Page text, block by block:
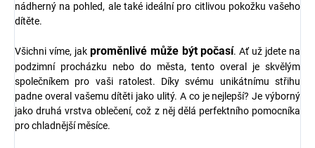
nádherný na pohled, ale také ideální pro citlivou pokožku vašeho
dítěte.
Všichni víme, jak proměnlivé může být počasí. Ať už jdete na
podzimní procházku nebo do města, tento overal je skvělým
společníkem pro vaši ratolest. Díky svému unikátnímu střihu
padne overal vašemu dítěti jako ulitý. A co je nejlepší? Je výborný
jako druhá vrstva oblečení, což z něj dělá perfektního pomocníka
pro chladnější měsíce.